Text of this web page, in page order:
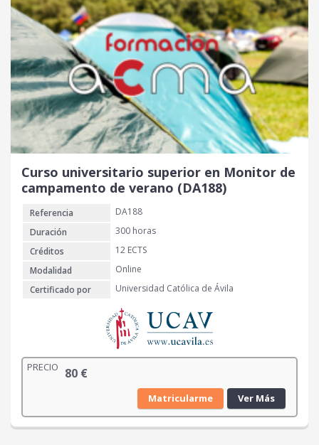
Curso universitario superior en Monitor de
campamento de verano (DA188)
Referencia
DA188
Duración
300 horas
Créditos
12 ECTS
Modalidad
Online
Certificado por
Universidad Católica de Ávila
PRECIO 80 €
Matricularme Ver Más